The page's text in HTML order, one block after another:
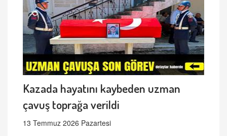
Kazada hayatını kaybeden uzman
çavuş toprağa verildi
13 Temmuz 2026 Pazartesi